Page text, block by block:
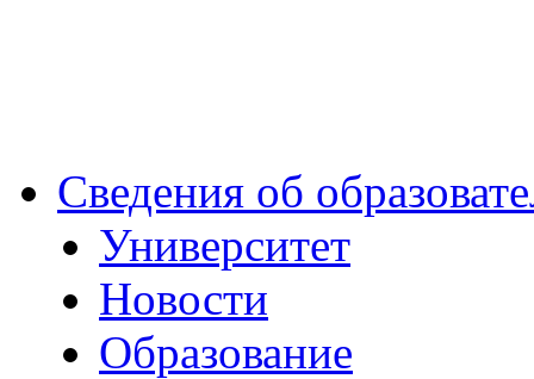
Сведения об
Университет
Новости
Образование